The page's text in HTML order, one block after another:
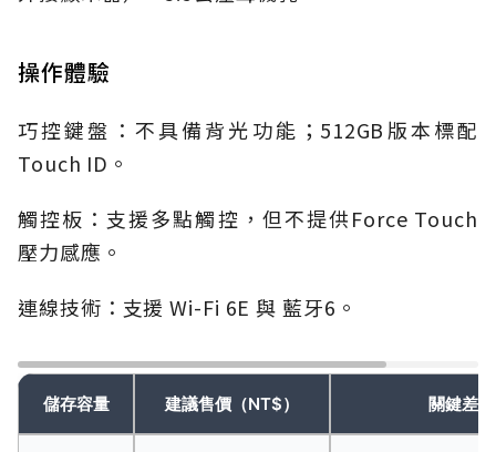
操作體驗
巧控鍵盤：不具備背光功能；512GB版本標配
Touch ID。
觸控板：支援多點觸控，但不提供Force Touch
壓力感應。
連線技術：支援 Wi-Fi 6E 與 藍牙6。
儲存容量 建議售價（NT$） 關鍵差異